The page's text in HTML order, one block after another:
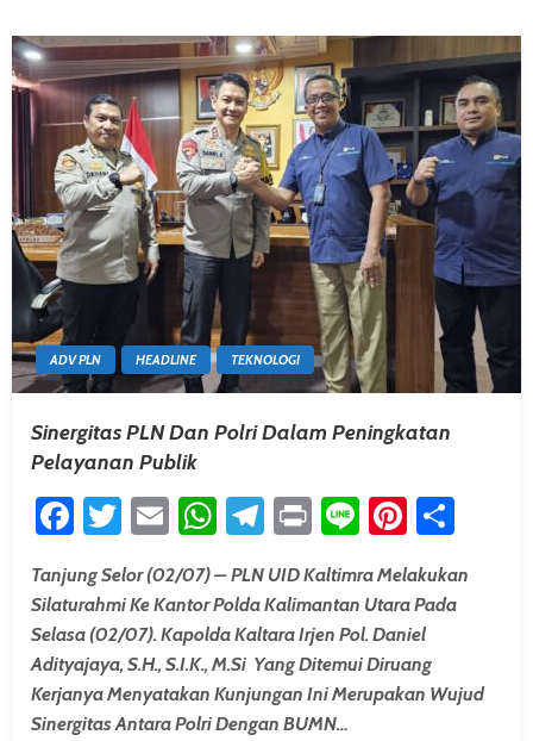
ADV PLN HEADLINE TEKNOLOGI
Sinergitas PLN Dan Polri Dalam Peningkatan
Pelayanan Publik
Facebook
Twitter
EmailWhatsApp
Telegram
PrintLine
Tanjung Selor (02/07) – PLN UID Kaltimra Melakukan
Silaturahmi Ke Kantor Polda Kalimantan Utara Pada
Selasa (02/07). Kapolda Kaltara Irjen Pol. Daniel
Adityajaya, S.H., S.I.K., M.Si Yang Ditemui Diruang
Kerjanya Menyatakan Kunjungan Ini Merupakan Wujud
Sinergitas Antara Polri Dengan BUMN…